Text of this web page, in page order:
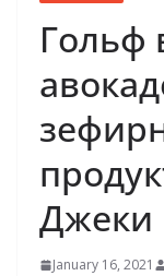
Гольф
Джеки
January 16, 2021